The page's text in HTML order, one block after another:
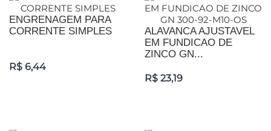
ENGRENAGEM PARA
CORRENTE SIMPLES
R$ 6,44
ALAVANCA AJUSTAVEL
EM FUNDICAO DE
ZINCO GN...
R$ 23,19